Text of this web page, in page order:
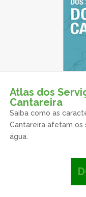
Atlas dos
Cantareira
Saiba como as
Cantareira afetam os
água.